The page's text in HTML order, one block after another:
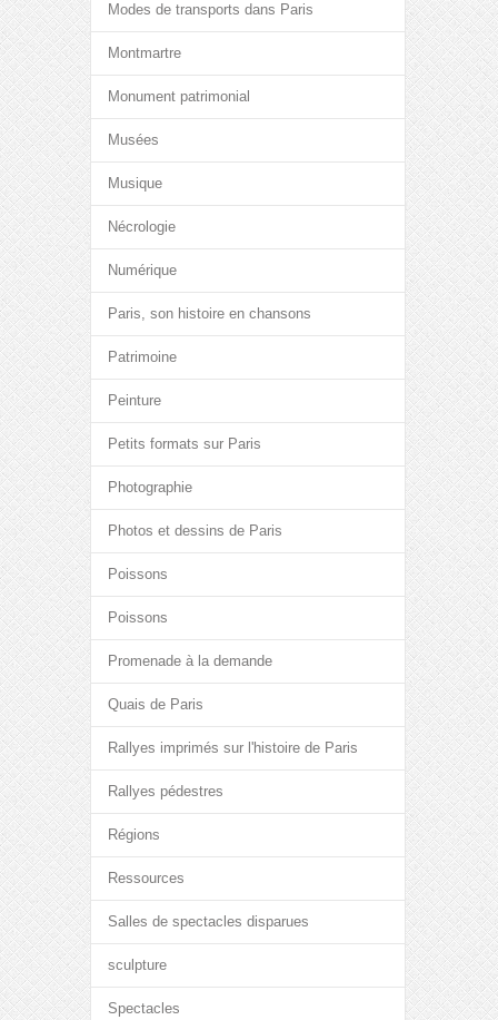
Modes de transports dans Paris
Montmartre
Monument patrimonial
Musées
Musique
Nécrologie
Numérique
Paris, son histoire en chansons
Patrimoine
Peinture
Petits formats sur Paris
Photographie
Photos et dessins de Paris
Poissons
Poissons
Promenade à la demande
Quais de Paris
Rallyes imprimés sur l'histoire de Paris
Rallyes pédestres
Régions
Ressources
Salles de spectacles disparues
sculpture
Spectacles